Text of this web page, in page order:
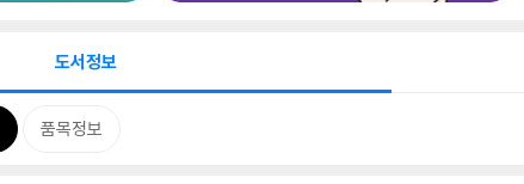
도서정보
품목정보